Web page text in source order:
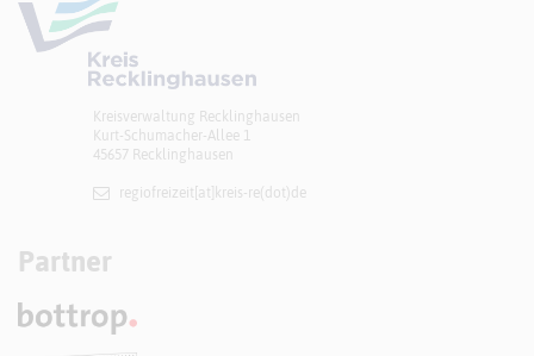
Kreisverwaltung Recklinghausen
Kurt-Schumacher-Allee 1
45657 Recklinghausen
regiofreizeit[at]​kreis-re(dot)de
Partner